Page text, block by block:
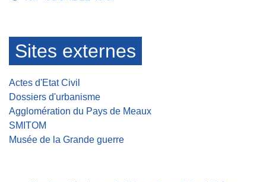
Sites externes
Actes d'Etat Civil
Dossiers d'urbanisme
Agglomération du Pays de Meaux
SMITOM
Musée de la Grande guerre